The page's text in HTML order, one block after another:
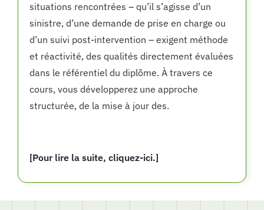
situations rencontrées – qu’il s’agisse d’un
sinistre, d’une demande de prise en charge ou
d’un suivi post-intervention – exigent méthode
et réactivité, des qualités directement évaluées
dans le référentiel du diplôme. À travers ce
cours, vous développerez une approche
structurée, de la mise à jour des.
[Pour lire la suite, cliquez-ici.]